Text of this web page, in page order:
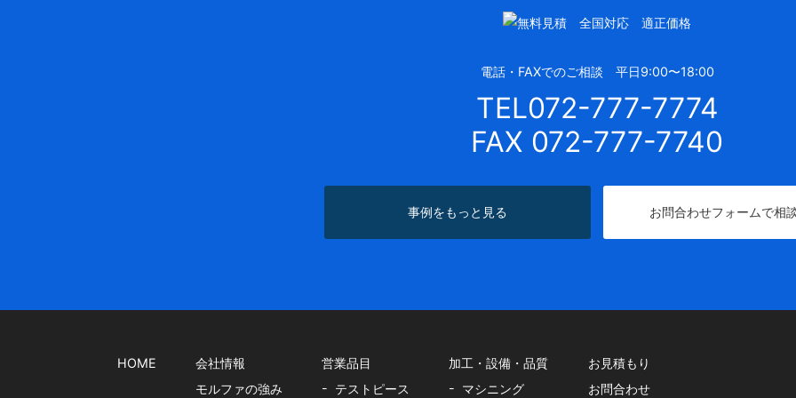
電話・FAXでのご相談 平日9:00〜18:00
TEL072-777-7774
FAX 072-777-7740
事例をもっと見る お問合わせフォームで相
HOME
会社情報
モルファの強み
営業品目
テストピース
加工・設備・品質
マシニング
お見積もり
お問合わせ